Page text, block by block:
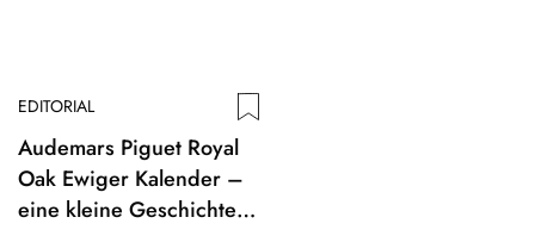
EDITORIAL
Audemars Piguet Royal
Oak Ewiger Kalender –
eine kleine Geschichte